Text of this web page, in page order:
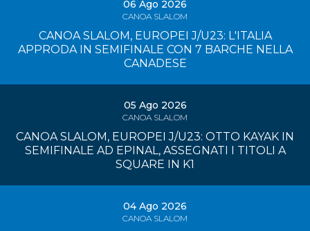
06 Ago 2026
CANOA SLALOM
CANOA SLALOM, EUROPEI J/U23: L'ITALIA
APPRODA IN SEMIFINALE CON 7 BARCHE NELLA
CANADESE
05 Ago 2026
CANOA SLALOM
CANOA SLALOM, EUROPEI J/U23: OTTO KAYAK IN
SEMIFINALE AD EPINAL, ASSEGNATI I TITOLI A
SQUARE IN K1
04 Ago 2026
CANOA SLALOM